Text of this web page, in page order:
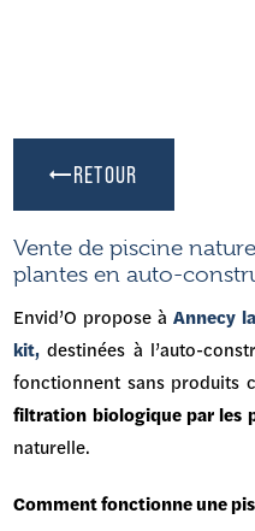
RETOUR
Vente de piscine
plantes en auto-
Envid’O propose àAnnecy la
kit,destinées à l’auto-
fonctionnent sans produits
filtration biologique par les
naturelle.
Comment fonctionne une